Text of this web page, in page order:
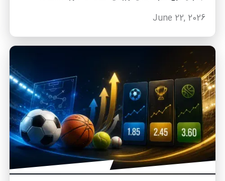
راحتی با دنبال کردن مسابقه مورد نظ از نتیجه شرط بندی
مقاله قصد داریم درباره شرط بندی زنده مطالبی را ارائه
دهیم با ما همراه باشید.
June 22, 2026